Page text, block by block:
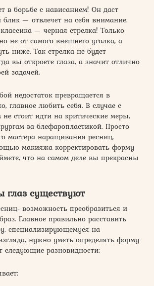
в борьбе с нависанием! Он даст
— отвлечет на себя внимание.
— черная стрелка! Только
не от самого внешнего уголка, а
ниже. Так стрелка не будет
вы откроете глаза, а значит отлично
задачей.
недостаток превращается в
главное любить себя. В случае с
стоит идти на критические меры,
за блефаропластикой. Просто
мастера наращивания ресниц,
макияжа корректировать форму
что на самом деле вы прекрасны
существуют
возможность преобразиться и
Главное правильно расставить
специализирующемуся на
нужно уметь определять форму
следующие разновидности: